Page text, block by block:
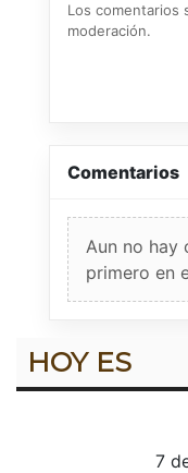
Los comentarios
moderación.
Comentarios
Aun no hay
primero en
HOY ES
7